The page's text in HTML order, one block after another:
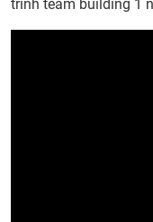
trình team building 1